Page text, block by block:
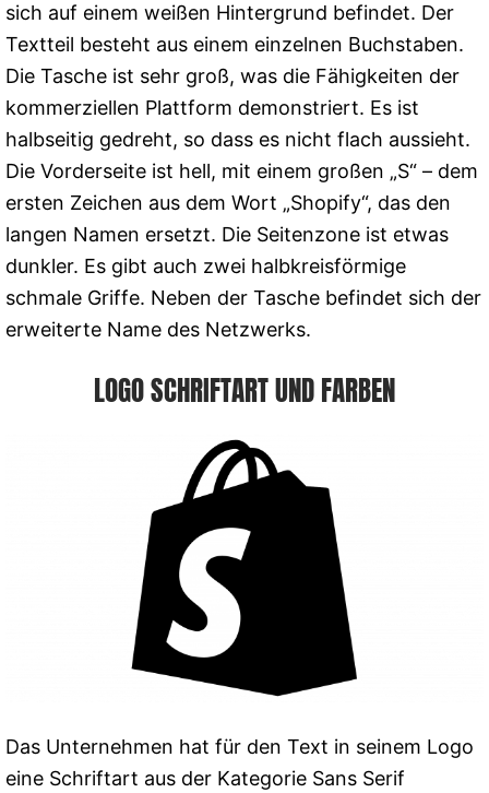
sich auf einem weißen Hintergrund befindet. Der
Textteil besteht aus einem einzelnen Buchstaben.
Die Tasche ist sehr groß, was die Fähigkeiten der
kommerziellen Plattform demonstriert. Es ist
halbseitig gedreht, so dass es nicht flach aussieht.
Die Vorderseite ist hell, mit einem großen „S“ – dem
ersten Zeichen aus dem Wort „Shopify“, das den
langen Namen ersetzt. Die Seitenzone ist etwas
dunkler. Es gibt auch zwei halbkreisförmige
schmale Griffe. Neben der Tasche befindet sich der
erweiterte Name des Netzwerks.
LOGO SCHRIFTART UND FARBEN
Das Unternehmen hat für den Text in seinem Logo
eine Schriftart aus der Kategorie Sans Serif